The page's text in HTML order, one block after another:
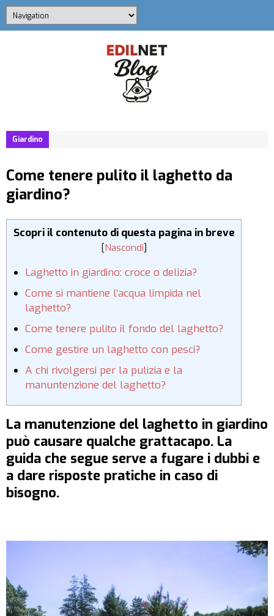
Giardino
Come tenere pulito il laghetto da
giardino?
Scopri il contenuto di questa pagina in breve
[Nascondi]
Laghetto in giardino: croce o delizia?
Come si mantiene l’acqua limpida nel
laghetto?
Come tenere pulito il fondo del laghetto?
Come gestire un laghetto con pesci?
A chi rivolgersi per la pulizia e la
manuntenzione del laghetto?
La manutenzione del laghetto in giardino
può causare qualche grattacapo. La
guida che segue serve a fugare i dubbi e
a dare risposte pratiche in caso di
bisogno.